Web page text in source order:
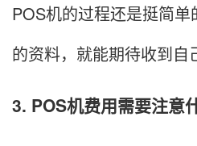
POS机的过程还是挺简
的资料，就能期待收到自
3. POS机费用需要注意